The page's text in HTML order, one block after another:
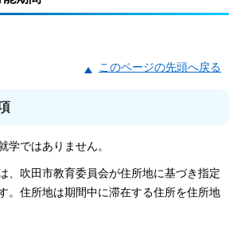
このページの先頭へ戻る
学ではありません。
、吹田市教育委員会が住所地に基づき指定
。住所地は期間中に滞在する住所を住所地